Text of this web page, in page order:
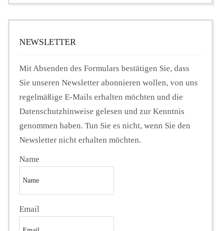
NEWSLETTER
Mit Absenden des Formulars bestätigen Sie, dass
Sie unseren Newsletter abonnieren wollen, von uns
regelmäßige E-Mails erhalten möchten und die
Datenschutzhinweise gelesen und zur Kenntnis
genommen haben. Tun Sie es nicht, wenn Sie den
Newsletter nicht erhalten möchten.
Name
Email